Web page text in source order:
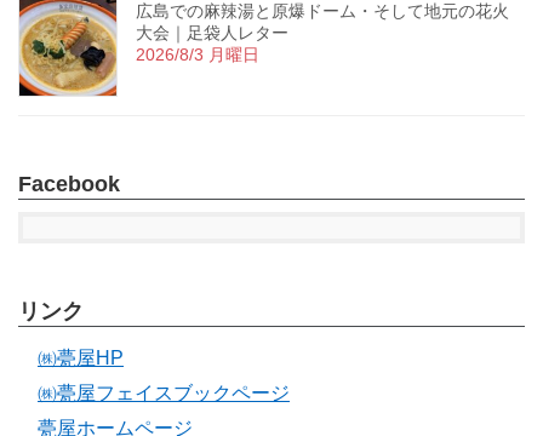
広島での麻辣湯と原爆ドーム・そして地元の花火
大会｜足袋人レター
2026/8/3 月曜日
Facebook
リンク
㈱甍屋HP
㈱甍屋フェイスブックページ
甍屋ホームページ